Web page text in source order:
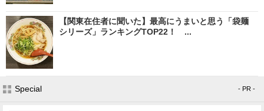
【関東在住者に聞いた】最高にうまいと思う「袋麺
シリーズ」ランキングTOP22！ ...
Special - PR -